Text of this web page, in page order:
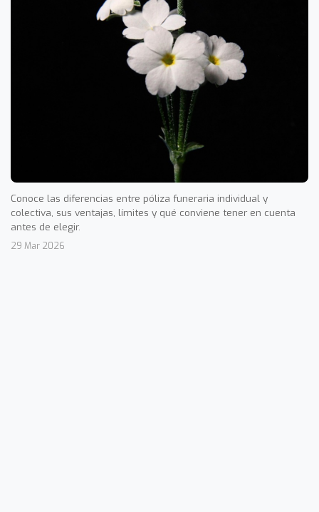
Conoce las diferencias entre póliza funeraria individual y
colectiva, sus ventajas, límites y qué conviene tener en cuenta
antes de elegir.
29 Mar 2026